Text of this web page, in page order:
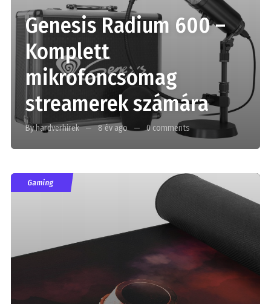
Genesis Radium 600 –
Komplett
mikrofoncsomag
streamerek számára
By hardverhirek 8 év ago 0 comments
Gaming